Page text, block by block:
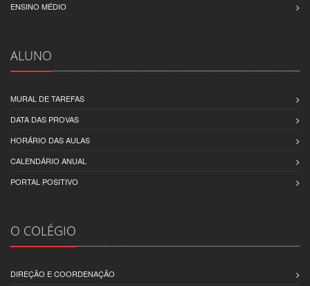
ENSINO MÉDIO
ALUNO
MURAL DE TAREFAS
DATA DAS PROVAS
HORÁRIO DAS AULAS
CALENDÁRIO ANUAL
PORTAL POSITIVO
O COLÉGIO
DIREÇÃO E COORDENAÇÃO